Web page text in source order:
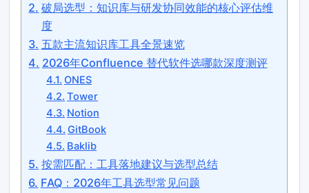
破局选型：知识库与研发协同效能的核心评估维
度
五款主流知识库工具全景速览
2026年Confluence 替代软件选哪款深度测评
ONES
Tower
Notion
GitBook
Baklib
按需匹配：工具落地建议与选型总结
FAQ：2026年工具选型常见问题